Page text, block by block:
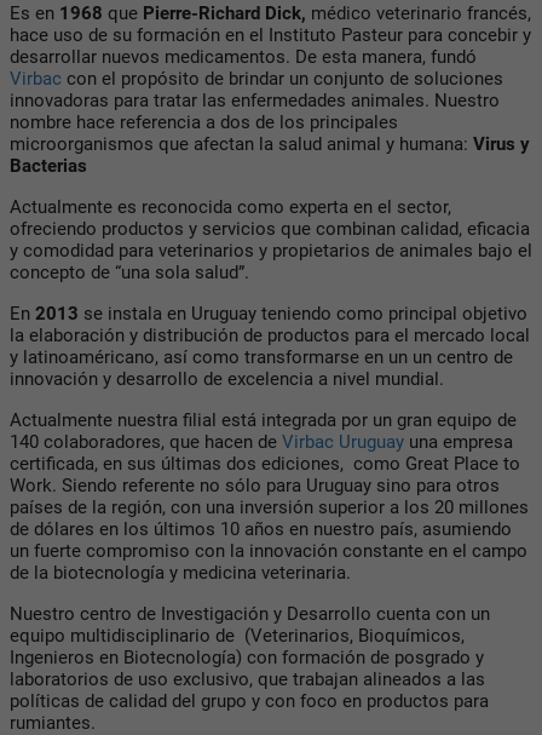
Es en 1968 que Pierre-Richard Dick, médico veterinario francés,
hace uso de su formación en el Instituto Pasteur para concebir y
desarrollar nuevos medicamentos. De esta manera, fundó
Virbac con el propósito de brindar un conjunto de soluciones
innovadoras para tratar las enfermedades animales. Nuestro
nombre hace referencia a dos de los principales
microorganismos que afectan la salud animal y humana: Virus y
Bacterias
Actualmente es reconocida como experta en el sector,
ofreciendo productos y servicios que combinan calidad, eficacia
y comodidad para veterinarios y propietarios de animales bajo el
concepto de “una sola salud”.
En 2013 se instala en Uruguay teniendo como principal objetivo
la elaboración y distribución de productos para el mercado local
y latinoaméricano, así como transformarse en un un centro de
innovación y desarrollo de excelencia a nivel mundial.
Actualmente nuestra filial está integrada por un gran equipo de
140 colaboradores, que hacen de Virbac Uruguay una empresa
certificada, en sus últimas dos ediciones, como Great Place to
Work. Siendo referente no sólo para Uruguay sino para otros
países de la región, con una inversión superior a los 20 millones
de dólares en los últimos 10 años en nuestro país, asumiendo
un fuerte compromiso con la innovación constante en el campo
de la biotecnología y medicina veterinaria.
Nuestro centro de Investigación y Desarrollo cuenta con un
equipo multidisciplinario de (Veterinarios, Bioquímicos,
Ingenieros en Biotecnología) con formación de posgrado y
laboratorios de uso exclusivo, que trabajan alineados a las
políticas de calidad del grupo y con foco en productos para
rumiantes.